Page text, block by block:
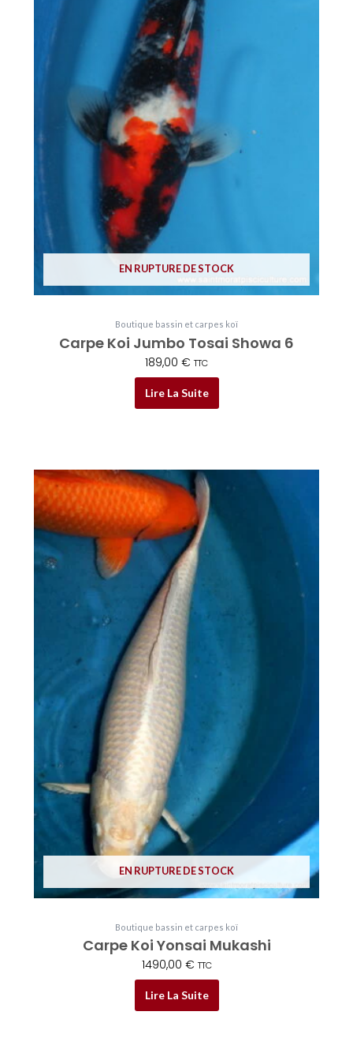
EN RUPTURE DE STOCK
Boutique bassin et carpes koï
Carpe Koi Jumbo Tosai Showa 6
189,00 € TTC
Lire La Suite
EN RUPTURE DE STOCK
Boutique bassin et carpes koï
Carpe Koi Yonsai Mukashi
1490,00 € TTC
Lire La Suite